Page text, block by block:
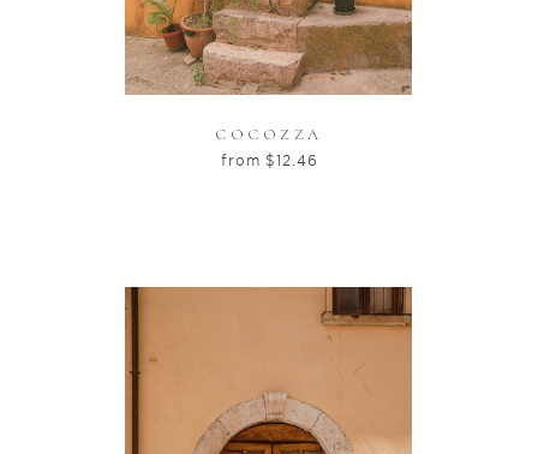
COCOZZA
from $12.46